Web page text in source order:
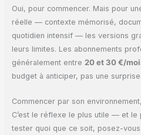
Oui, pour commencer. Mais pour
réelle — contexte mémorisé,
quotidien intensif — les versions
leurs limites. Les abonnements
généralement entre 20 et 30 €/
budget à anticiper, pas une surprise
Commencer par son
C’est le réflexe le plus utile — et le
tester quoi que ce soit, posez-